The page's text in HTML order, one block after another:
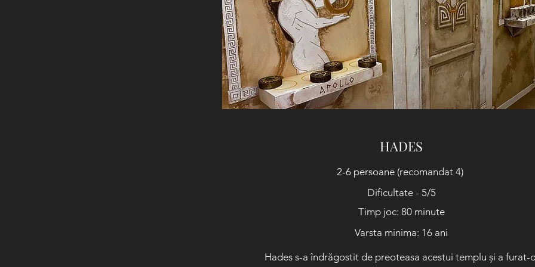
HADES
2-6 persoane (recomandat 4)
Dificultate - 5/5
Timp joc: 80 minute
Varsta minima: 16 ani
Hades s-a îndrăgostit de preoteasa acestui templu și a furat-